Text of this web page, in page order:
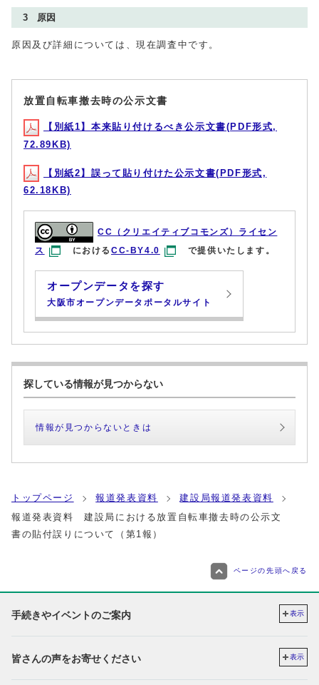
3 原因
原因及び詳細については、現在調査中です。
放置自転車撤去時の公示文書
【別紙1】本来貼り付けるべき公示文書(PDF形式,
72.89KB)
【別紙2】誤って貼り付けた公示文書(PDF形式,
62.18KB)
CC（クリエイティブコモンズ）ライセン
ス
におけるCC-BY4.0 で提供いたします。
オープンデータを探す
大阪市オープンデータポータルサイト
探している情報が見つからない
情報が見つからないときは
トップページ 報道発表資料
建設局報道発表資料
報道発表資料 建設局における放置自転車撤去時の公示文
書の貼付誤りについて（第1報）
ページの先頭へ戻る
手続きやイベントのご案内 表示
皆さんの声をお寄せください 表示